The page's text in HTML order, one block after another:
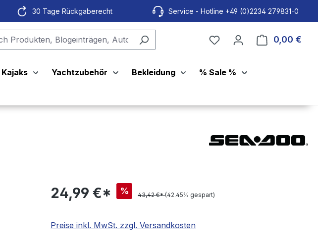
30 Tage Rückgaberecht Service - Hotline +49 (0)2234 279831-0
0,00 €
Kajaks Yachtzubehör Bekleidung % Sale %
24,99 €* % 43,42 €*(42.45% gespart)
Preise inkl. MwSt. zzgl. Versandkosten